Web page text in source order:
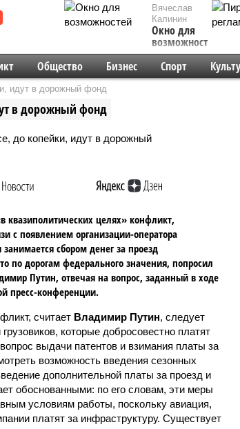
Вячеслав
Калинин
Окно для
возможностей
Общество Бизнес Спорт
идут в дорожный фонд
в дорожный фонд
квазиполитических целях» конфликт,
с появлением организации-оператора
сбором денег за проезд
по дорогам федерального значения, попросил
Путин, отвечая на вопрос, заданный в ходе
пресс-конференции.
считает Владимир Путин, следует
которые добросовестно платят
выдачи патентов и взимания платы за
возможность введения сезонных
дополнительной платы за проезд и
обоснованными: по его словам, эти меры
условиям работы, поскольку авиация,
платят за инфраструктуру. Существует